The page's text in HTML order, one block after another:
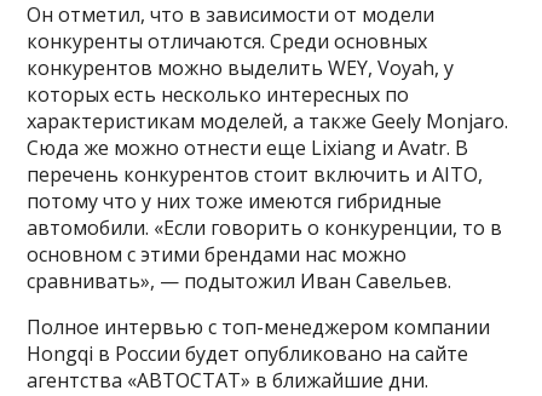
Он отметил, что в зависимости от модели
конкуренты отличаются. Среди основных
конкурентов можно выделить WEY, Voyah, у
которых есть несколько интересных по
характеристикам моделей, а также Geely Monjaro.
Сюда же можно отнести еще Lixiang и Avatr. В
перечень конкурентов стоит включить и AITO,
потому что у них тоже имеются гибридные
автомобили. «Если говорить о конкуренции, то в
основном с этими брендами нас можно
сравнивать», — подытожил Иван Савельев.
Полное интервью с топ-менеджером компании
Hongqi в России будет опубликовано на сайте
агентства «АВТОСТАТ» в ближайшие дни.